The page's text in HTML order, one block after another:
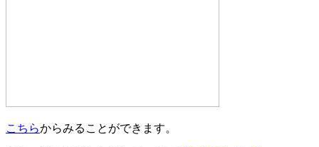
こちらからみることができます。